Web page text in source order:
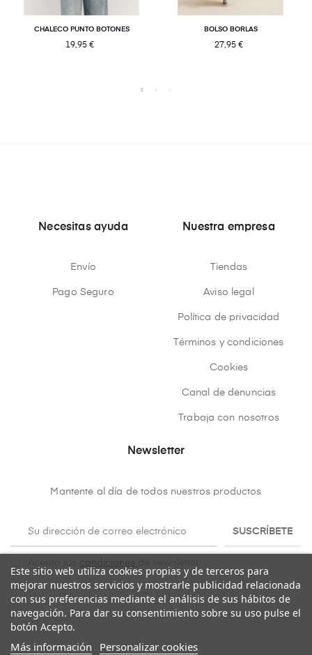
CHALECO PUNTO BOTONES
19,95 €
BOLSO BORLAS
27,95 €
Necesitas ayuda
Envío
Pago Seguro
Nuestra empresa
Tiendas
Aviso legal
Política de privacidad
Términos y condiciones
Cookies
Canal de denuncias
Trabaja con nosotros
Newsletter
Mantente al día de todos nuestros productos
SUSCRÍBETE
condiciones
Este sitio web utiliza cookies propias y de terceros para
mejorar nuestros servicios y mostrarle publicidad relacionada
con sus preferencias mediante el análisis de sus hábitos de
navegación. Para dar su consentimiento sobre su uso pulse el
botón Acepto.
Más información Personalizar cookies